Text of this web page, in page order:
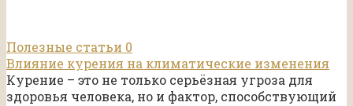
Полезные статьи 0
Влияние курения на климатические изменения
Курение – это не только серьёзная угроза для
здоровья человека, но и фактор, способствующий